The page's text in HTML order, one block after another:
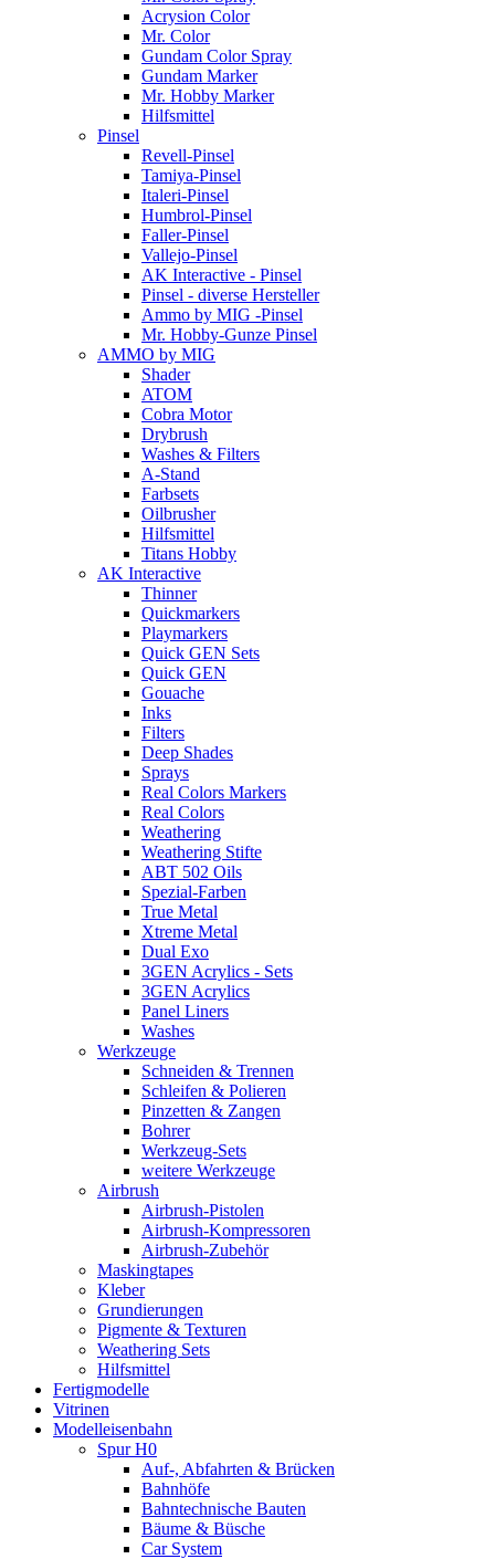
Acrysion Color
Mr. Color
Gundam Color Spray
Gundam Marker
Mr. Hobby Marker
Hilfsmittel
Pinsel
Revell-Pinsel
Tamiya-Pinsel
Italeri-Pinsel
Humbrol-Pinsel
Faller-Pinsel
Vallejo-Pinsel
AK Interactive - Pinsel
Pinsel - diverse Hersteller
Ammo by MIG -Pinsel
Mr. Hobby-Gunze Pinsel
AMMO by MIG
Shader
ATOM
Cobra Motor
Drybrush
Washes & Filters
A-Stand
Farbsets
Oilbrusher
Hilfsmittel
Titans Hobby
AK Interactive
Thinner
Quickmarkers
Playmarkers
Quick GEN Sets
Quick GEN
Gouache
Inks
Filters
Deep Shades
Sprays
Real Colors Markers
Real Colors
Weathering
Weathering Stifte
ABT 502 Oils
Spezial-Farben
True Metal
Xtreme Metal
Dual Exo
3GEN Acrylics - Sets
3GEN Acrylics
Panel Liners
Washes
Werkzeuge
Schneiden & Trennen
Schleifen & Polieren
Pinzetten & Zangen
Bohrer
Werkzeug-Sets
weitere Werkzeuge
Airbrush
Airbrush-Pistolen
Airbrush-Kompressoren
Airbrush-Zubehör
Maskingtapes
Kleber
Grundierungen
Pigmente & Texturen
Weathering Sets
Hilfsmittel
Fertigmodelle
Vitrinen
Modelleisenbahn
Spur H0
Auf-, Abfahrten & Brücken
Bahnhöfe
Bahntechnische Bauten
Bäume & Büsche
Car System